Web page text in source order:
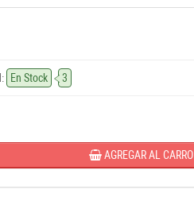
En Stock 3
AGREGAR AL CARRO